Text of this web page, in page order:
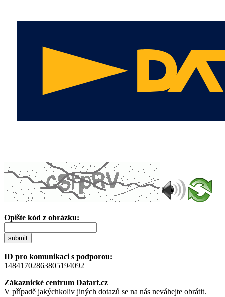
Opište kód z obrázku:
submit
ID pro komunikaci s podporou:
14841702863805194092
Zákaznické centrum Datart.cz
V případě jakýchkoliv jiných dotazů se na nás neváhejte obrátit.